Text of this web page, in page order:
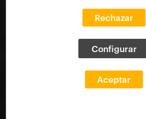
Rechazar
Configurar
Aceptar